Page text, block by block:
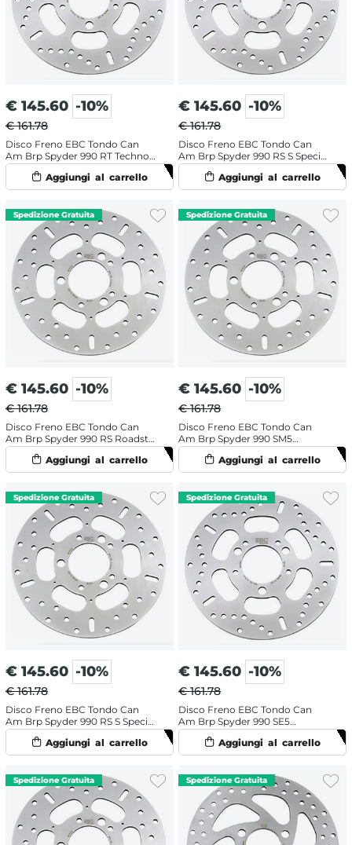
€ 145.60 -10%
€ 161.78
Disco Freno EBC Tondo Can
Am Brp Spyder 990 RT Techno
(2010-2012) Anteriore
€ 145.60 -10%
€ 161.78
Disco Freno EBC Tondo Can
Am Brp Spyder 990 RS S Special
Edition (2010-2015) Anteriore
€ 145.60 -10%
€ 161.78
Disco Freno EBC Tondo Can
Am Brp Spyder 990 RS Roadster
(2010-2012) Posteriore
€ 145.60 -10%
€ 161.78
Disco Freno EBC Tondo Can
Am Brp Spyder 990 SM5
Roadster (2008-2009)
Posteriore
€ 145.60 -10%
€ 161.78
Disco Freno EBC Tondo Can
Am Brp Spyder 990 RS S Special
Edition (2010-2012) Posteriore
€ 145.60 -10%
€ 161.78
Disco Freno EBC Tondo Can
Am Brp Spyder 990 SE5
Roadster (2008-2009) Anteriore